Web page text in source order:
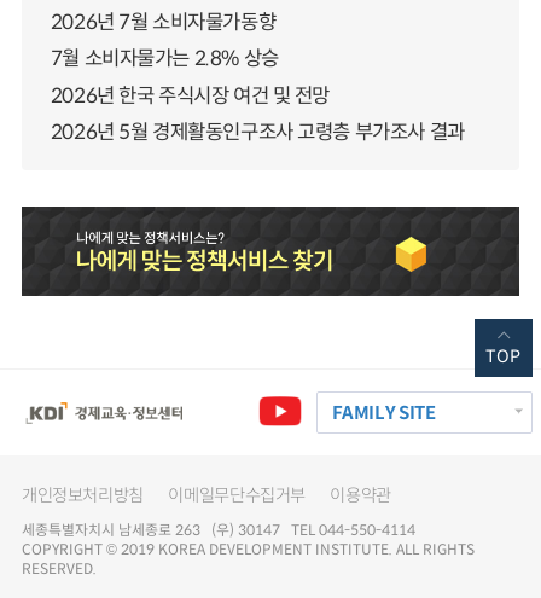
2026년 7월 소비자물가동향
7월 소비자물가는 2.8% 상승
2026년 한국 주식시장 여건 및 전망
2026년 5월 경제활동인구조사 고령층 부가조사 결과
FAMILY SITE
개인정보처리방침 이메일무단수집거부 이용약관
세종특별자치시 남세종로 263 (우) 30147 TEL 044-550-4114
COPYRIGHT © 2019 KOREA DEVELOPMENT INSTITUTE. ALL RIGHTS
RESERVED.
TOP